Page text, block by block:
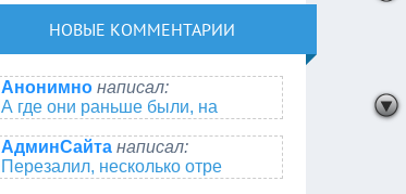
НОВЫЕ КОММЕНТАРИИ
Анонимно написал:
А где они раньше были, на
АдминСайта написал:
Перезалил, несколько отре